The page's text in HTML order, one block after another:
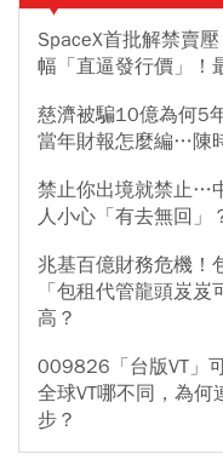
SpaceX首批解禁賣
幅「直逼發行價」！
慈濟被騙10億為何5
當年財報怎麼編…陳
禁止你出境就禁止…
人小心「有去無回」
兆基百億財務危機！
「包租代管龍頭岌
高？
009826「台版VT」
全球VT哪不同，為
步？